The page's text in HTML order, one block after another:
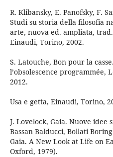
R. Klibansky, E. Panofsky, F.
Studi su storia della filosofia
arte, nuova ed. ampliata,
Einaudi, Torino, 2002.
S. Latouche, Bon pour la
l’obsolescence programmée,
2012.
Usa e getta, Einaudi, Torino,
J. Lovelock, Gaia. Nuove idee
Bassan Balducci, Bollati
Gaia. A New Look at Life on
Oxford, 1979).